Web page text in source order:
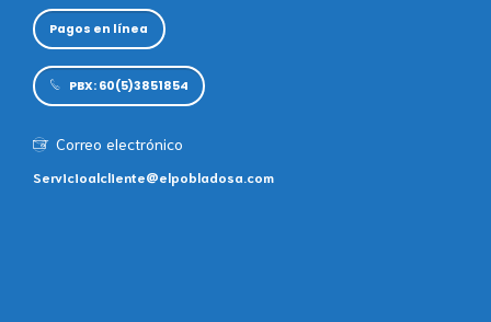
SALAS DE VENTAS
Pagos en línea
PBX: 60(5)3851854
Correo electrónico
Servicioalcliente@elpobladosa.com